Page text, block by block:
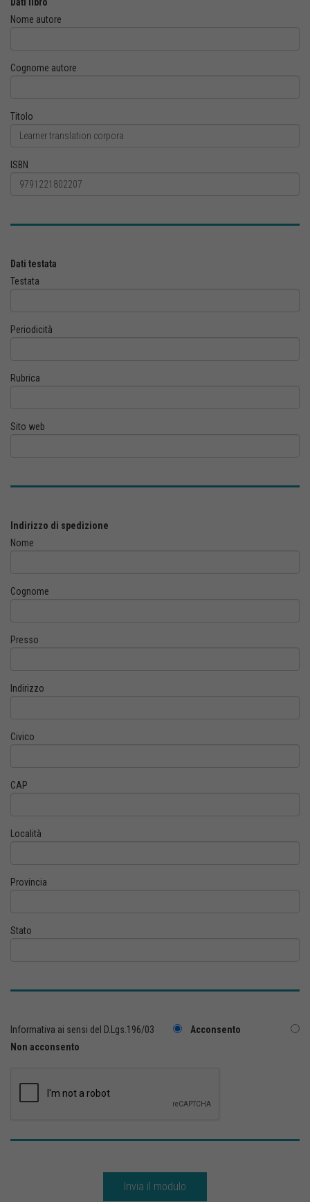
Nome autore
Cognome autore
Titolo
ISBN
Dati testata
Testata
Periodicità
Rubrica
Sito web
Indirizzo di spedizione
Nome
Cognome
Presso
Indirizzo
Civico
CAP
Località
Provincia
Stato
Informativa ai sensi del D.Lgs.196/03
Acconsento
Non acconsento
Invia il modulo